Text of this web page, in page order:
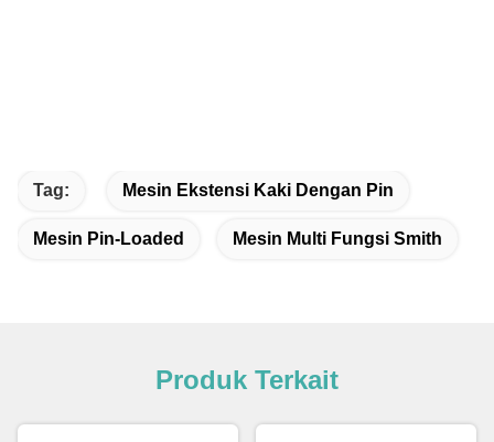
Tag: Mesin Ekstensi Kaki Dengan Pin
Mesin Pin-Loaded Mesin Multi Fungsi Smith
Produk Terkait